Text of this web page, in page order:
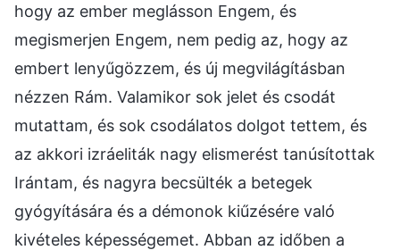
hogy az ember meglásson Engem, és
megismerjen Engem, nem pedig az, hogy az
embert lenyűgözzem, és új megvilágításban
nézzen Rám. Valamikor sok jelet és csodát
mutattam, és sok csodálatos dolgot tettem, és
az akkori izráeliták nagy elismerést tanúsítottak
Irántam, és nagyra becsülték a betegek
gyógyítására és a démonok kiűzésére való
kivételes képességemet. Abban az időben a